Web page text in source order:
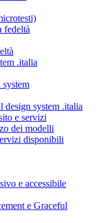
fedeltà
.italia
design system .italia
e servizi
dei modelli
disponibili
e accessibile
e Graceful